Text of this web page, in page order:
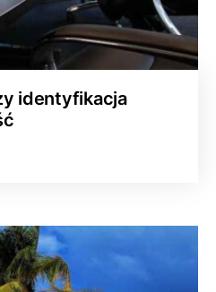
identyfikacja